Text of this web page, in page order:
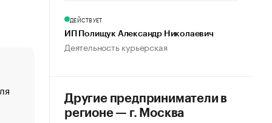
«От спорта тело стареет иначе». Как живет глава
создавшей GTA
ДЕЙСТВУЕТ
ИП Полищук Александр Николаевич
Деятельность курьерская
Другие предприниматели в
регионе — г. Москва